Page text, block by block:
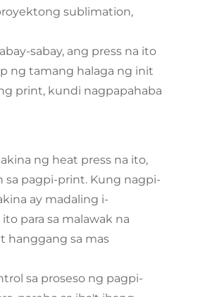
sublimation,
sabay, ang press na ito
ng tamang halaga ng init
print, kundi nagpapahaba
ng heat press na ito,
sa pagpi-print. Kung nagpi-
ay madaling i-
para sa malawak na
hanggang sa mas
sa proseso ng pagpi-